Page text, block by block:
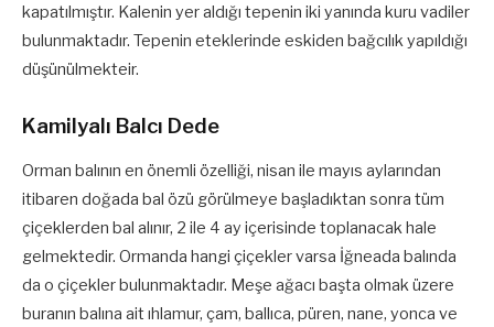
kapatılmıştır. Kalenin yer aldığı tepenin iki yanında kuru vadiler
bulunmaktadır. Tepenin eteklerinde eskiden bağcılık yapıldığı
düşünülmekteir.
Kamilyalı Balcı Dede
Orman balının en önemli özelliği, nisan ile mayıs aylarından
itibaren doğada bal özü görülmeye başladıktan sonra tüm
çiçeklerden bal alınır, 2 ile 4 ay içerisinde toplanacak hale
gelmektedir. Ormanda hangi çiçekler varsa İğneada balında
da o çiçekler bulunmaktadır. Meşe ağacı başta olmak üzere
buranın balına ait ıhlamur, çam, ballıca, püren, nane, yonca ve